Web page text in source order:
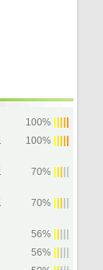
100%
100%
70%
70%
56%
56%